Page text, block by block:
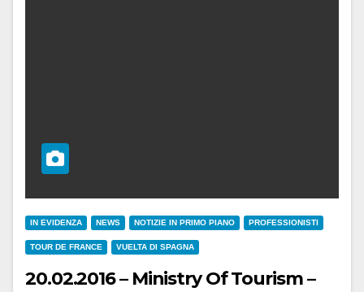
IN EVIDENZA NEWS NOTIZIE IN PRIMO PIANO PROFESSIONISTI
TOUR DE FRANCE VUELTA DI SPAGNA
20.02.2016 – Ministry Of Tourism –